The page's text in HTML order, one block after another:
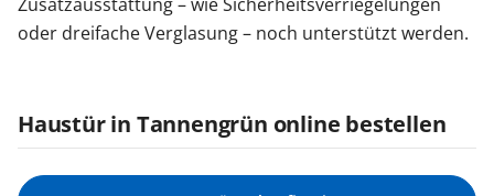
oder dreifache Verglasung – noch unterstützt werden.
Haustür in Tannengrün online bestellen